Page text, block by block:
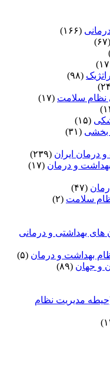
(۱۶۶)
(۶۷)
(۹۸)
نظام سلامت (۱۷)
(۱۵)
بخشی (۳۱)
درمان ایران (۲۳۹)
و درمان (۱۷)
(۴۷)
سلامت (۲)
بهداشتی و درمانی
بهداشت و درمان (۵)
و جهان (۸۹)
مدیریت نظام